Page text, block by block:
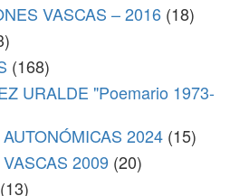
VASCAS – 2016 (18)
(168)
URALDE "Poemario 1973-
2024 (15)
2009 (20)
(13)